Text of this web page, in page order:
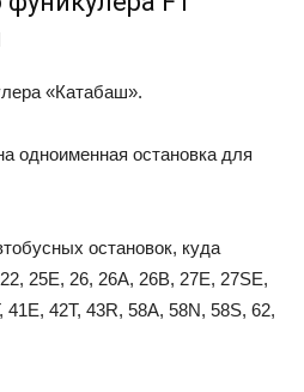
«Катабаш».
одноименная остановка для
остановок, куда
25E, 26, 26A, 26B, 27E, 27SE,
41E, 42T, 43R, 58A, 58N, 58S, 62,